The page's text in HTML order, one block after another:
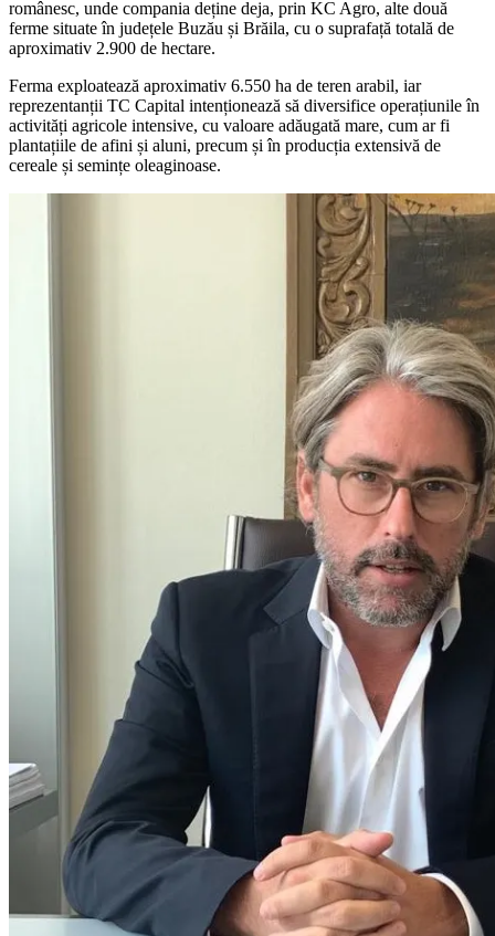
românesc, unde compania deține deja, prin KC Agro, alte două
ferme situate în județele Buzău și Brăila, cu o suprafață totală de
aproximativ 2.900 de hectare.
Ferma exploatează aproximativ 6.550 ha de teren arabil, iar
reprezentanții TC Capital intenționează să diversifice operațiunile în
activități agricole intensive, cu valoare adăugată mare, cum ar fi
plantațiile de afini și aluni, precum și în producția extensivă de
cereale și semințe oleaginoase.